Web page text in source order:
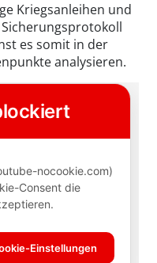
Kriegsanleihen und
es somit in der
analysieren.